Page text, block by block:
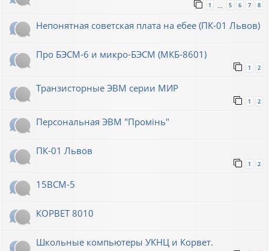
1 … 5 6 7 8
Непонятная советская плата на ебее (ПК-01 Львов)
Про БЭСМ-6 и микро-БЭСМ (МКБ-8601)
1 2
Транзисторные ЭВМ серии МИР
1 2
Персональная ЭВМ "Промiнь"
ПК-01 Львов
1 2
15ВСМ-5
КОРВЕТ 8010
Школьные компьютеры УКНЦ и Корвет.